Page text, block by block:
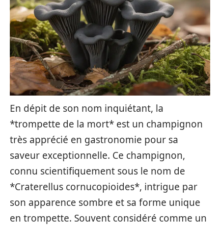
En dépit de son nom inquiétant, la
*trompette de la mort* est un champignon
très apprécié en gastronomie pour sa
saveur exceptionnelle. Ce champignon,
connu scientifiquement sous le nom de
*Craterellus cornucopioides*, intrigue par
son apparence sombre et sa forme unique
en trompette. Souvent considéré comme un